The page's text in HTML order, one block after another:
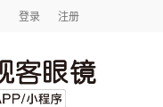
登录 注册